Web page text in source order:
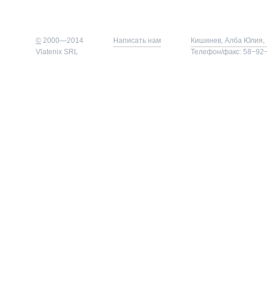
© 2000—2014
Vlatenix SRL
Написать нам
Кишинев, Алба Юлия,
Телефон/факс: